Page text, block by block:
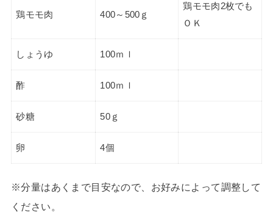
鶏モモ肉 400～500ｇ
鶏モモ肉2枚でも
ＯＫ
しょうゆ 100ｍｌ
酢 100ｍｌ
砂糖 50ｇ
卵 4個
※分量はあくまで目安なので、お好みによって調整して
ください。